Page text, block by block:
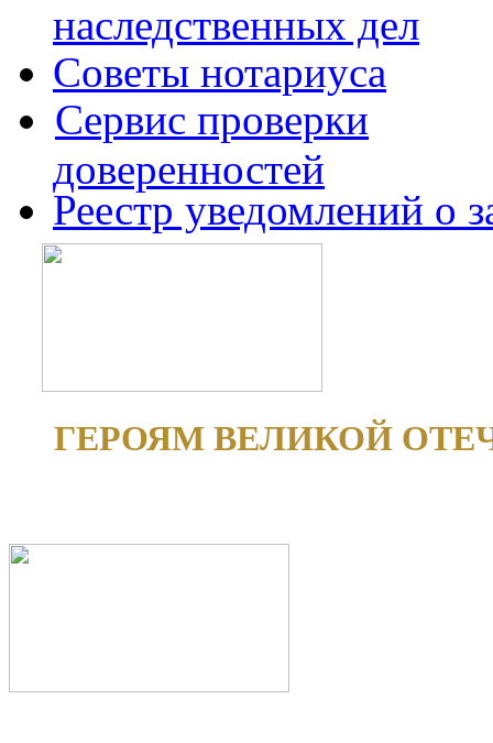
наследственных дел
Советы нотариуса
Сервис проверки
доверенностей
Реестр уведомлений о
ГЕРОЯМ ВЕЛИКОЙ